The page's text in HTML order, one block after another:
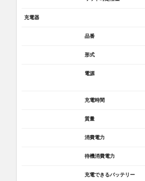
充電器
品番
形式
電源
充電時間
質量
消費電力
待機消費電力
充電できるバッテリー